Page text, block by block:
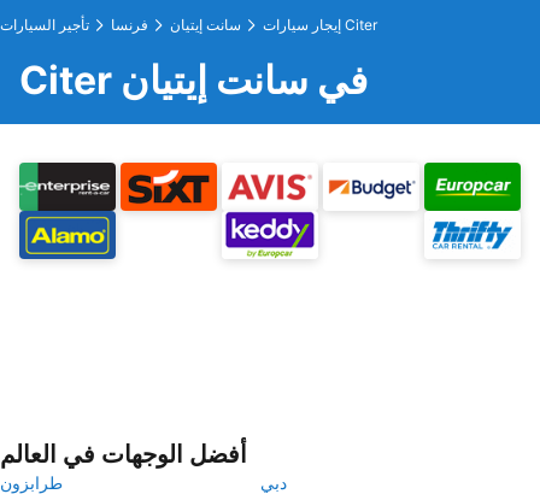
تأجير السيارات فرنسا سانت إيتيان إيجار سيارات Citer
Citer في سانت إيتيان
أفضل الوجهات في العالم
طرابزون
دبي